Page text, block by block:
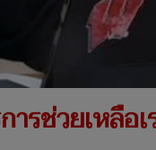
ารช่วยเหลื